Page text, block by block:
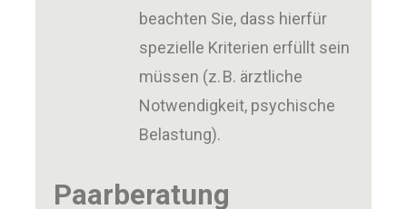
beachten Sie, dass hierfür
spezielle Kriterien erfüllt sein
müssen (z. B. ärztliche
Notwendigkeit, psychische
Belastung).
Paarberatung